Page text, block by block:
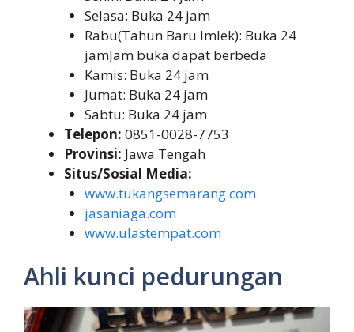
Selasa: Buka 24 jam
Rabu(Tahun Baru Imlek): Buka 24
jamJam buka dapat berbeda
Kamis: Buka 24 jam
Jumat: Buka 24 jam
Sabtu: Buka 24 jam
Telepon: 0851-0028-7753
Provinsi: Jawa Tengah
Situs/Sosial Media:
www.tukangsemarang.com
jasaniaga.com
www.ulastempat.com
Ahli kunci pedurungan